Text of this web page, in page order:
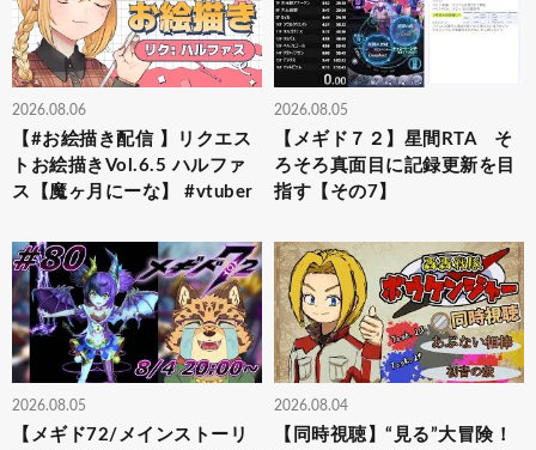
2026.08.06
【#お絵描き配信 】リクエス
トお絵描きVol.6.5 ハルファ
ス【魔ヶ月にーな】 #vtuber
2026.08.05
【メギド７２】星間RTA そ
ろそろ真面目に記録更新を目
指す【その7】
2026.08.05
【メギド72/メインストーリ
2026.08.04
【同時視聴】“見る”大冒険！